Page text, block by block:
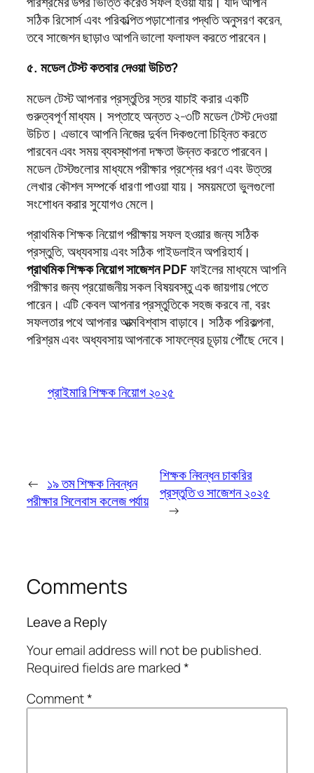
সঠিক রিসোর্স এবং পরিকল্পিত পড়াশোনার পদ্ধতি অনুসরণ করেন,
তবে সাজেশন ছাড়াও আপনি ভালো ফলাফল করতে পারবেন।
৫. মডেল টেস্ট কতবার দেওয়া উচিত?
মডেল টেস্ট আপনার প্রস্তুতির স্তর যাচাই করার একটি
গুরুত্বপূর্ণ মাধ্যম। সপ্তাহে অন্তত ২-৩টি মডেল টেস্ট দেওয়া
উচিত। এভাবে আপনি নিজের দুর্বল দিকগুলো চিহ্নিত করতে
পারবেন এবং সময় ব্যবস্থাপনা দক্ষতা উন্নত করতে পারবেন।
মডেল টেস্টগুলোর মাধ্যমে পরীক্ষার প্রশ্নের ধরণ এবং উত্তর
লেখার কৌশল সম্পর্কে ধারণা পাওয়া যায়। সময়মতো ভুলগুলো
সংশোধন করার সুযোগও মেলে।
প্রাথমিক শিক্ষক নিয়োগ পরীক্ষায় সফল হওয়ার জন্য সঠিক
প্রস্তুতি, অধ্যবসায় এবং সঠিক গাইডলাইন অপরিহার্য।
প্রাথমিক শিক্ষক নিয়োগ সাজেশন PDFফাইলের মাধ্যমে আপনি
পরীক্ষার জন্য প্রয়োজনীয় সকল বিষয়বস্তু এক জায়গায় পেতে
পারেন। এটি কেবল আপনার প্রস্তুতিকে সহজ করবে না, বরং
সফলতার পথে আপনার আত্মবিশ্বাস বাড়াবে। সঠিক পরিকল্পনা,
পরিশ্রম এবং অধ্যবসায় আপনাকে সাফল্যের চূড়ায় পৌঁছে দেবে।
প্রাইমারি শিক্ষক নিয়োগ ২০২৫
← ১৯ তম শিক্ষক নিবন্ধন
পরীক্ষার সিলেবাস কলেজ পর্যায়
শিক্ষক নিবন্ধন চাকরির
প্রস্তুতি ও সাজেশন ২০২৫
→
Comments
Leave a Reply
Your email address will not be published.
Required fields are marked*
Comment*